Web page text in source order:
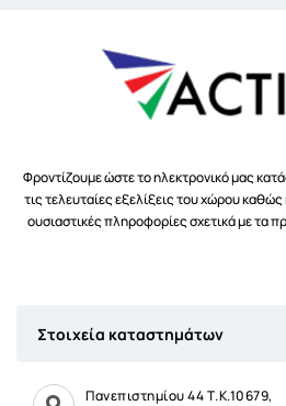
Φροντίζουμε ώστε το ηλεκτρονικό μας
τις τελευταίες εξελίξεις του χώρου καθώς
ουσιαστικές πληροφορίες σχετικά με τα
Στοιχεία καταστημάτων
Πανεπιστημίου 44 Τ.Κ.10679,